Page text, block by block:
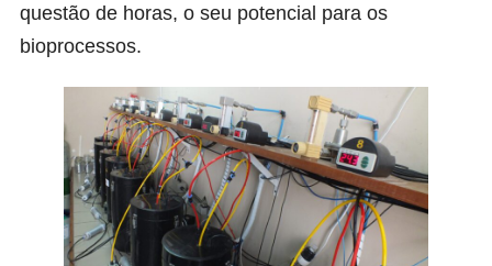
questão de horas, o seu potencial para os
bioprocessos.